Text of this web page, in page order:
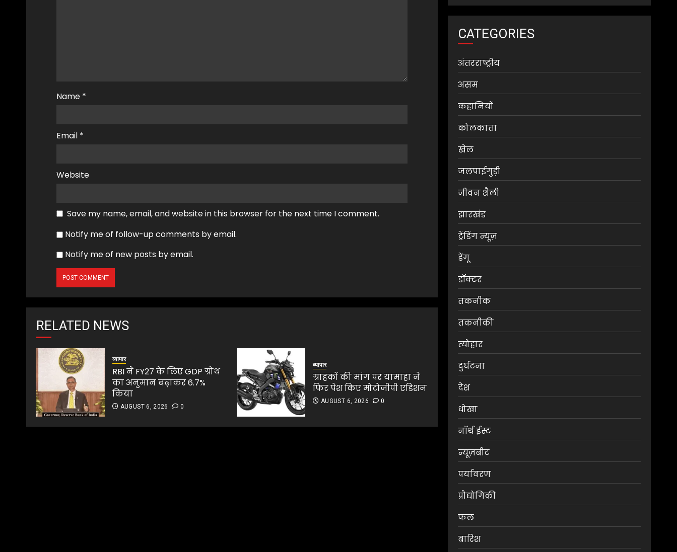
Name *
Email *
Website
Save my name, email, and website in this browser for the next time I comment.
Notify me of follow-up comments by email.
Notify me of new posts by email.
RELATED NEWS
व्यापार
RBI ने FY27 के लिए GDP ग्रोथ
का अनुमान बढ़ाकर 6.7%
किया
AUGUST 6, 2026 0
व्यापार
ग्राहकों की मांग पर यामाहा ने
फिर पेश किए मोटोजीपी एडिशन
AUGUST 6, 2026 0
CATEGORIES
अंतरराष्ट्रीय
असम
कहानियों
कोलकाता
खेल
जलपाईगुड़ी
जीवन शैली
झारखंड
ट्रेंडिंग न्यूज़
डेंगू
डॉक्टर
तकनीक
तकनीकी
त्योहार
दुर्घटना
देश
धोखा
नॉर्थ ईस्ट
न्यूज़बीट
पर्यावरण
प्रौद्योगिकी
फल
बारिश